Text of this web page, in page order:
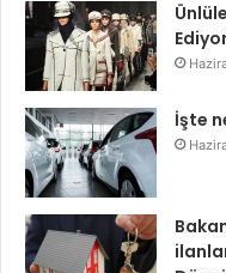
İşte